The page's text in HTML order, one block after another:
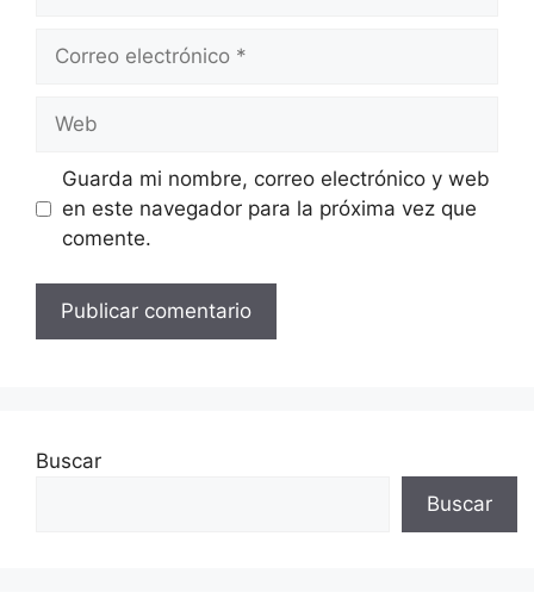
electrónico
Guarda mi nombre, correo electrónico y web
en este navegador para la próxima vez que
comente.
Buscar
Buscar